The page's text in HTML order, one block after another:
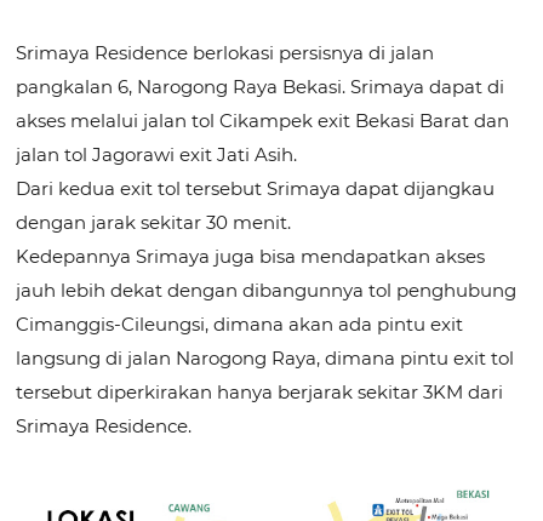
Srimaya Residence berlokasi persisnya di jalan
pangkalan 6, Narogong Raya Bekasi. Srimaya dapat di
akses melalui jalan tol Cikampek exit Bekasi Barat dan
jalan tol Jagorawi exit Jati Asih.
Dari kedua exit tol tersebut Srimaya dapat dijangkau
dengan jarak sekitar 30 menit.
Kedepannya Srimaya juga bisa mendapatkan akses
jauh lebih dekat dengan dibangunnya tol penghubung
Cimanggis-Cileungsi, dimana akan ada pintu exit
langsung di jalan Narogong Raya, dimana pintu exit tol
tersebut diperkirakan hanya berjarak sekitar 3KM dari
Srimaya Residence.